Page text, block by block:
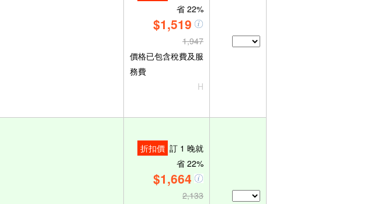
省 22%
$1,519
1,947
價格已包含稅費及服
務費
H
折扣價 訂 1 晚就
省 22%
$1,664
2,133